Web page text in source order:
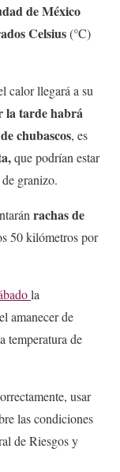
de México
Celsius(°C)
calor llegará a su
la tarde habrá
chubascos, es
que podrían estar
granizo.
rachas de
50 kilómetros por
la
amanecer de
temperatura de
usar
las condiciones
de Riesgos y